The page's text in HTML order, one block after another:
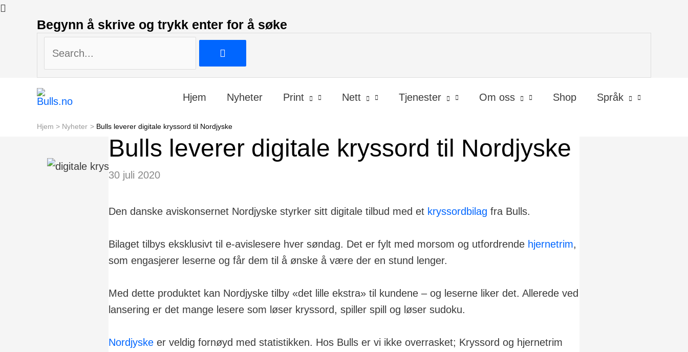
Begynn å skrive og trykk enter for å søke
Hjem Nyheter Print Nett Tjenester Om oss Shop Språk
Hjem Nyheter Bulls leverer digitale kryssord til Nordjyske
Bulls leverer digitale kryssord til Nordjyske
30 juli 2020
Den danske aviskonsernet Nordjyske styrker sitt digitale tilbud med et kryssordbilag fra Bulls.
Bilaget tilbys eksklusivt til e-avislesere hver søndag. Det er fylt med morsom og utfordrende hjernetrim,
som engasjerer leserne og får dem til å ønske å være der en stund lenger.
Med dette produktet kan Nordjyske tilby «det lille ekstra» til kundene – og leserne liker det. Allerede ved
lansering er det mange lesere som løser kryssord, spiller spill og løser sudoku.
Nordjyske er veldig fornøyd med statistikken. Hos Bulls er vi ikke overrasket; Kryssord og hjernetrim
Post
navigation